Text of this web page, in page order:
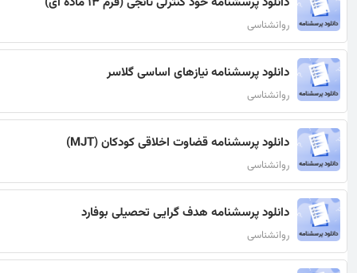
روانشناسی
دانلود پرسشنامه نیازهای اساسی گلاسر
روانشناسی
دانلود پرسشنامه قضاوت اخلاقی کودکان (MJT)
روانشناسی
دانلود پرسشنامه هدف گرایی تحصیلی بوفارد
روانشناسی